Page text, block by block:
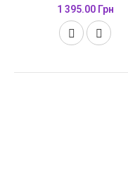
1 395.00 Грн